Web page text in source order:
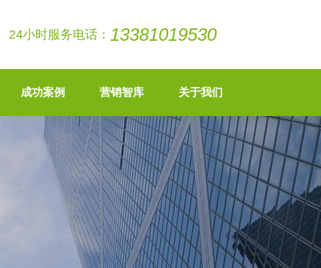
24小时服务电话： 13381019530
成功案例 营销智库 关于我们